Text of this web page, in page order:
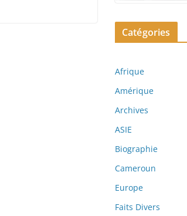
Catégories
Afrique
Amérique
Archives
ASIE
Biographie
Cameroun
Europe
Faits Divers